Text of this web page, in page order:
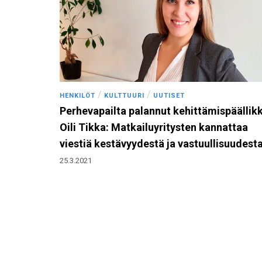
HENKILÖT / KULTTUURI / UUTISET
Perhevapailta palannut
Oili Tikka: Matkailuyritysten kannattaa
viestiä kestävyydestä ja
25.3.2021